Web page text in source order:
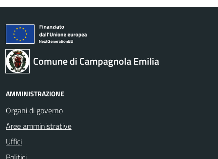
Comune di Campagnola Emilia
AMMINISTRAZIONE
Organi di governo
Aree amministrative
Uffici